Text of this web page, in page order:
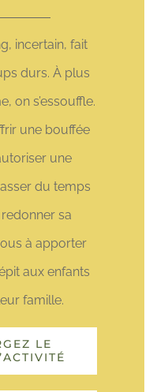
incertain, fait
durs. À plus
on s’essouffle.
une bouffée
une
du temps
sa
à apporter
aux enfants
famille.
LE